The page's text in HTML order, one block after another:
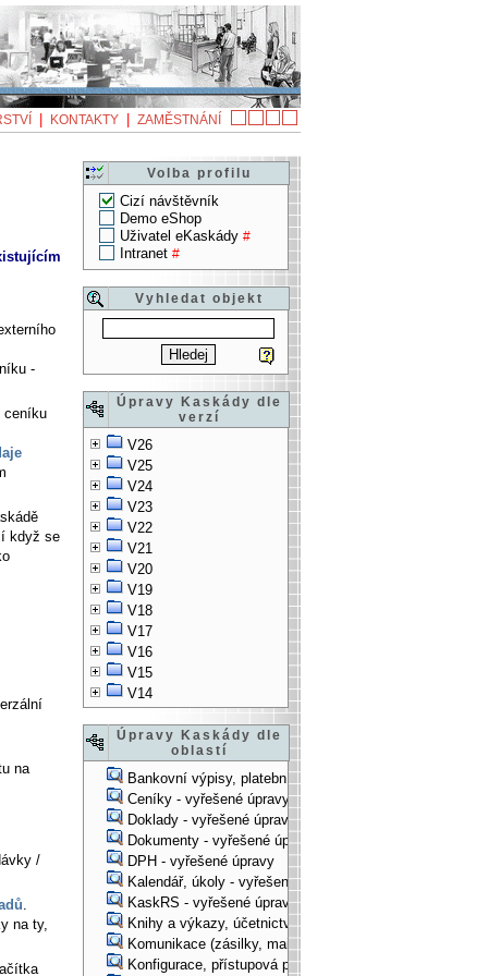
KONTAKTY ZAMĚSTNÁNÍ
Volba profilu
Cizí návštěvník
Demo eShop
Uživatel eKaskády #
Intranet #
Vyhledat objekt
Úpravy Kaskády dle
verzí
V26
V25
V24
V23
V22
V21
V20
V19
V18
V17
V16
V15
V14
Úpravy Kaskády dle
oblastí
Bankovní výpisy, platební příkazy - vyřešené úpravy
Ceníky - vyřešené úpravy
Doklady - vyřešené úpravy
Dokumenty - vyřešené úpravy
DPH - vyřešené úpravy
Kalendář, úkoly - vyřešené úpravy
KaskRS - vyřešené úpravy
Knihy a výkazy, účetnictví - vyřešené úpravy
Komunikace (zásilky, mail-systém, ...) - vyřešené úpravy
Konfigurace, přístupová práva, ... - vyřešené úpravy
-
ceníku
když se
na
/
.
na ty,